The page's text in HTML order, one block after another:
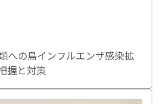
への鳥インフルエンザ感染拡
握と対策